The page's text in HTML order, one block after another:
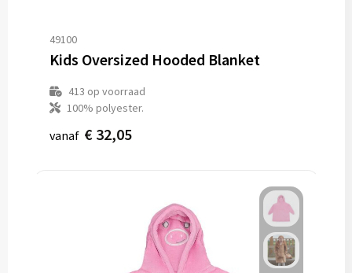
49100
Kids Oversized Hooded Blanket
413 op voorraad
100% polyester.
vanaf € 32,05